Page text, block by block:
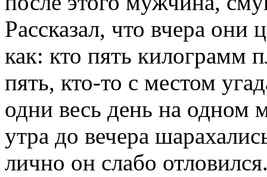
Рассказал, что вчера
как: кто пять килограмм
пять, кто-то с местом
одни весь день на одном
утра до вечера
лично он слабо